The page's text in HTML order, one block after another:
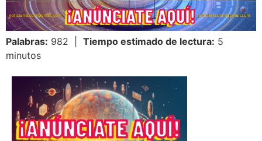
Palabras: 982 | Tiempo estimado de lectura: 5
minutos